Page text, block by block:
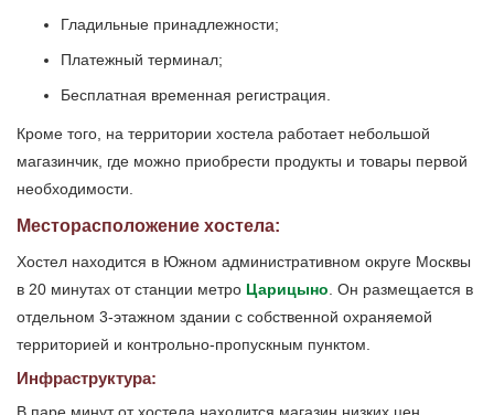
Гладильные принадлежности;
Платежный терминал;
Бесплатная временная регистрация.
Кроме того, на территории хостела работает небольшой
магазинчик, где можно приобрести продукты и товары первой
необходимости.
Месторасположение хостела:
Хостел находится в Южном административном округе Москвы
в 20 минутах от станции метро Царицыно. Он размещается в
отдельном 3-этажном здании с собственной охраняемой
территорией и контрольно-пропускным пунктом.
Инфраструктура: